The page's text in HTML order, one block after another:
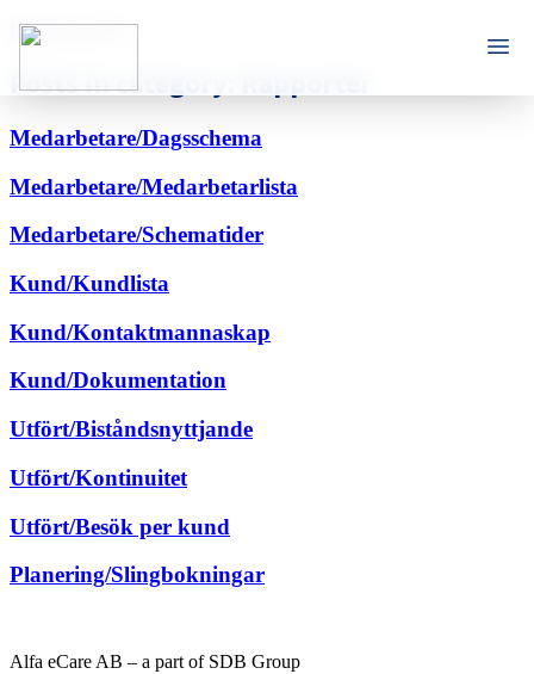
HomeRapporter
Posts in category: Rapporter
Medarbetare/Dagsschema
Medarbetare/Medarbetarlista
Medarbetare/Schematider
Kund/Kundlista
Kund/Kontaktmannaskap
Kund/Dokumentation
Utfört/Biståndsnyttjande
Utfört/Kontinuitet
Utfört/Besök per kund
Planering/Slingbokningar
Alfa eCare AB – a part of SDB Group